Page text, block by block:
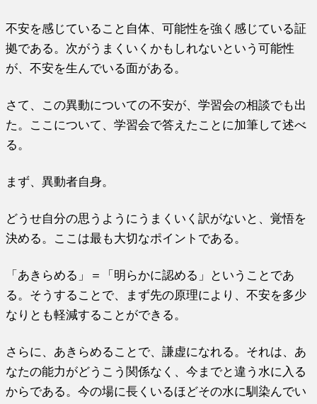
不安を感じていること自体、可能性を強く感じている証
拠である。次がうまくいくかもしれないという可能性
が、不安を生んでいる面がある。
さて、この異動についての不安が、学習会の相談でも出
た。ここについて、学習会で答えたことに加筆して述べ
る。
まず、異動者自身。
どうせ自分の思うようにうまくいく訳がないと、覚悟を
決める。ここは最も大切なポイントである。
「あきらめる」＝「明らかに認める」ということであ
る。そうすることで、まず先の原理により、不安を多少
なりとも軽減することができる。
さらに、あきらめることで、謙虚になれる。それは、あ
なたの能力がどうこう関係なく、今までと違う水に入る
からである。今の場に長くいるほどその水に馴染んでい